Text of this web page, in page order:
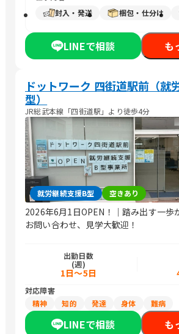
封入・発送
梱包・仕分け
LINEで相談 も
ドットワーク 四街道駅前（就
型）
JR総武本線「四街道駅」より徒歩4分
就労継続支援B型 空きあり
2026年6月1日OPEN！｜踏み出す一歩
お問い合わせ、見学大歓迎！
出勤日数
(週)
1日～5日
対応障害
精神
知的 発達 身体 難病
LINEで相談 も